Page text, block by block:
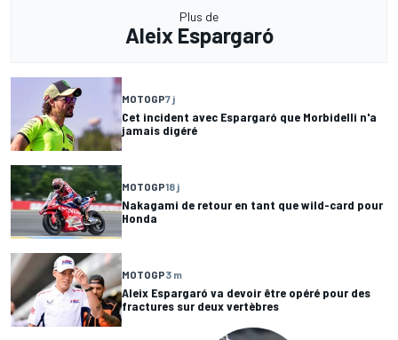
Plus de
Aleix Espargaró
MOTOGP7 j
Cet incident avec Espargaró que Morbidelli n'a
jamais digéré
MOTOGP18 j
Nakagami de retour en tant que wild-card pour
Honda
MOTOGP3 m
Aleix Espargaró va devoir être opéré pour des
fractures sur deux vertèbres